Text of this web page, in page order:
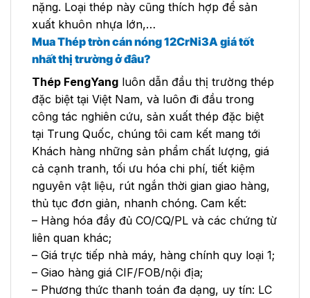
nặng. Loại thép này cũng thích hợp để sản
xuất khuôn nhựa lớn,…
Mua Thép tròn cán nóng 12CrNi3Agiá tốt
nhất thị trường ở đâu?
Thép FengYang luôn dẫn đầu thị trường thép
đặc biệt tại Việt Nam, và luôn đi đầu trong
công tác nghiên cứu, sản xuất thép đặc biệt
tại Trung Quốc, chúng tôi cam kết mang tới
Khách hàng những sản phẩm chất lượng, giá
cả cạnh tranh, tối ưu hóa chi phí, tiết kiệm
nguyên vật liệu, rút ngắn thời gian giao hàng,
thủ tục đơn giản, nhanh chóng. Cam kết:
– Hàng hóa đầy đủ CO/CQ/PL và các chứng từ
liên quan khác;
– Giá trực tiếp nhà máy, hàng chính quy loại 1;
– Giao hàng giá CIF/FOB/nội địa;
– Phương thức thanh toán đa dạng, uy tín: LC